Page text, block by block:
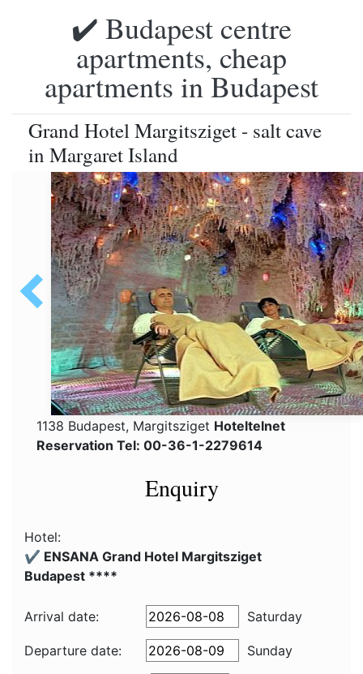
✔️ Budapest centre
apartments, cheap
apartments in Budapest
Grand Hotel Margitsziget - salt cave
in Margaret Island
1138 Budapest, Margitsziget Hoteltelnet
Reservation Tel: 00-36-1-2279614
Enquiry
Hotel:
✔️ ENSANA Grand Hotel Margitsziget
Budapest ****
Arrival date: Saturday
Departure date:
Sunday